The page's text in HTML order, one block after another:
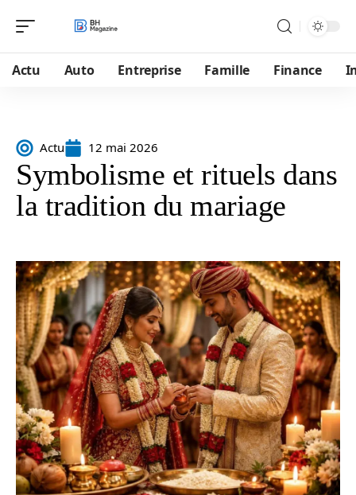
Actu Auto Entreprise Famille Finance
Actu 12 mai 2026
Symbolisme et rituels dans
la tradition du mariage